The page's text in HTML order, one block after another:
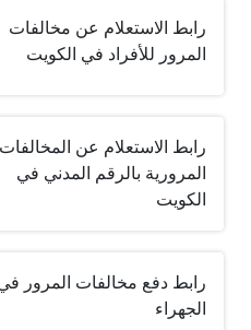
رابط الاستعلام عن مخالفات
المرور للأفراد في الكويت
رابط الاستعلام عن المخالفات
المرورية بالرقم المدني في
الكويت
رابط دفع مخالفات المرور
الجهراء